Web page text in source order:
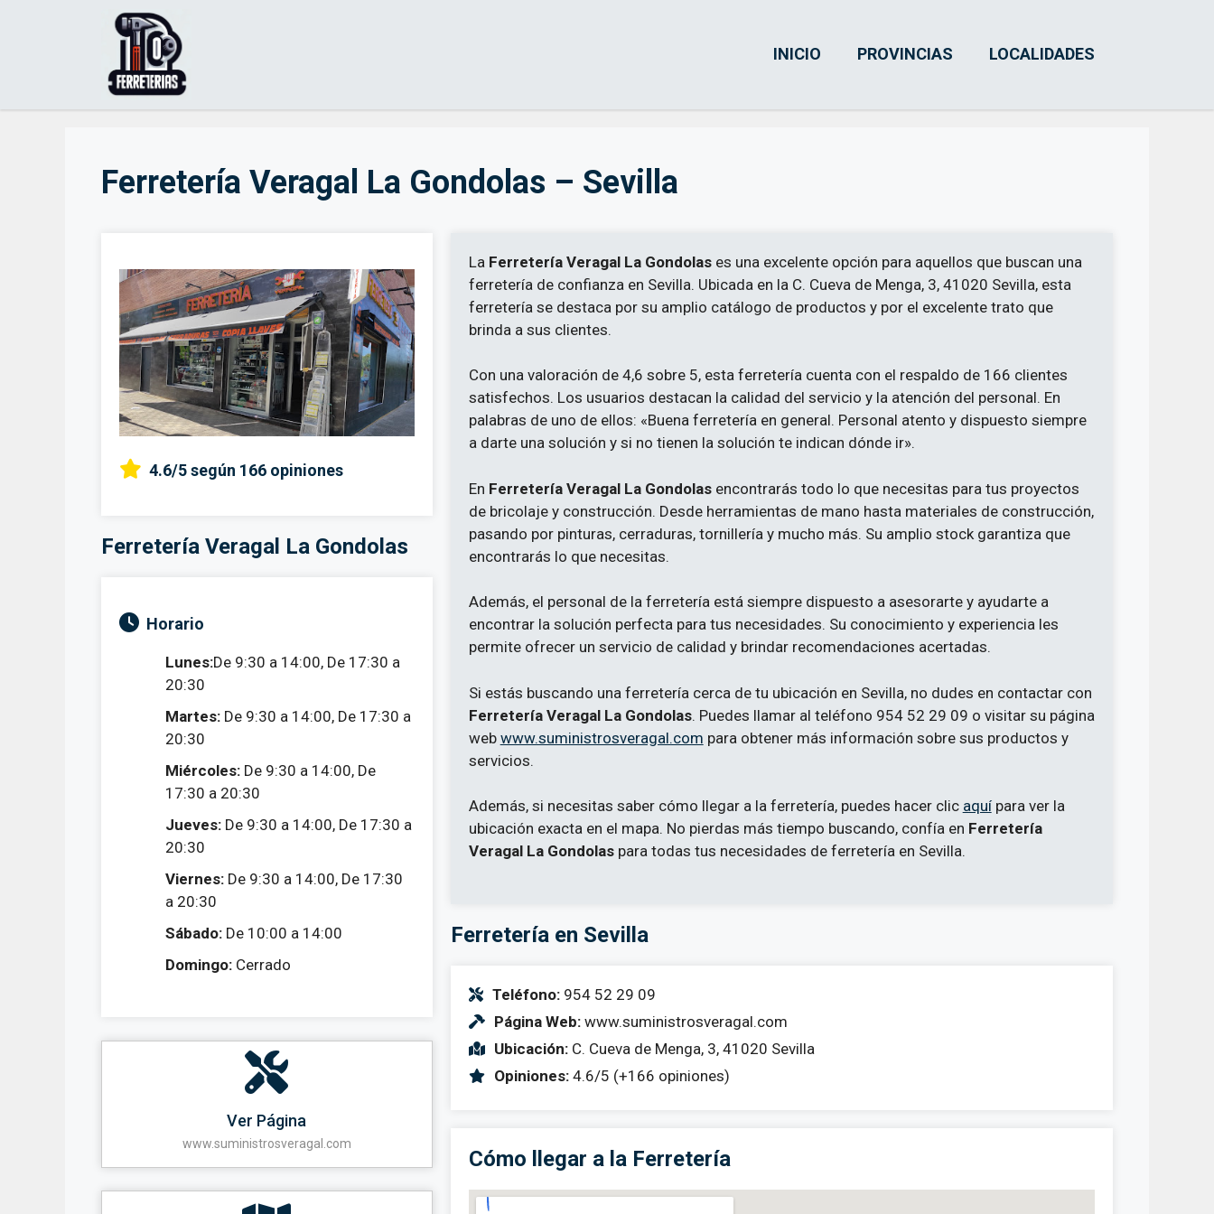
INICIO PROVINCIAS LOCALIDADES
Ferretería Veragal La Gondolas – Sevilla
4.6/5según 166 opiniones
Ferretería Veragal La Gondolas
Horario
Lunes:De 9:30 a 14:00, De 17:30 a
20:30
Martes: De 9:30 a 14:00, De 17:30 a
20:30
Miércoles: De 9:30 a 14:00, De
17:30 a 20:30
Jueves: De 9:30 a 14:00, De 17:30 a
20:30
Viernes: De 9:30 a 14:00, De 17:30
a 20:30
Sábado: De 10:00 a 14:00
Domingo: Cerrado
Ver Página
www.suministrosveragal.com
La Ferretería Veragal La Gondolases una excelente opción para aquellos que buscan una
ferretería de confianza en Sevilla. Ubicada en la C. Cueva de Menga, 3, 41020 Sevilla, esta
ferretería se destaca por su amplio catálogo de productos y por el excelente trato que
brinda a sus clientes.
Con una valoración de 4,6 sobre 5, esta ferretería cuenta con el respaldo de 166 clientes
satisfechos. Los usuarios destacan la calidad del servicio y la atención del personal. En
palabras de uno de ellos: «Buena ferretería en general. Personal atento y dispuesto siempre
a darte una solución y si no tienen la solución te indican dónde ir».
En Ferretería Veragal La Gondolasencontrarás todo lo que necesitas para tus proyectos
de bricolaje y construcción. Desde herramientas de mano hasta materiales de construcción,
pasando por pinturas, cerraduras, tornillería y mucho más. Su amplio stock garantiza que
encontrarás lo que necesitas.
Además, el personal de la ferretería está siempre dispuesto a asesorarte y ayudarte a
encontrar la solución perfecta para tus necesidades. Su conocimiento y experiencia les
permite ofrecer un servicio de calidad y brindar recomendaciones acertadas.
Si estás buscando una ferretería cerca de tu ubicación en Sevilla, no dudes en contactar con
Ferretería Veragal La Gondolas. Puedes llamar al teléfono 954 52 29 09 o visitar su página
web www.suministrosveragal.com para obtener más información sobre sus productos y
servicios.
Además, si necesitas saber cómo llegar a la ferretería, puedes hacer clic aquípara ver la
ubicación exacta en el mapa. No pierdas más tiempo buscando, confía en Ferretería
Veragal La Gondolaspara todas tus necesidades de ferretería en Sevilla.
Ferretería en Sevilla
Teléfono:954 52 29 09
Página Web:www.suministrosveragal.com
Ubicación:C. Cueva de Menga, 3, 41020 Sevilla
Opiniones:4.6/5 (+166 opiniones)
Cómo llegar a la Ferretería